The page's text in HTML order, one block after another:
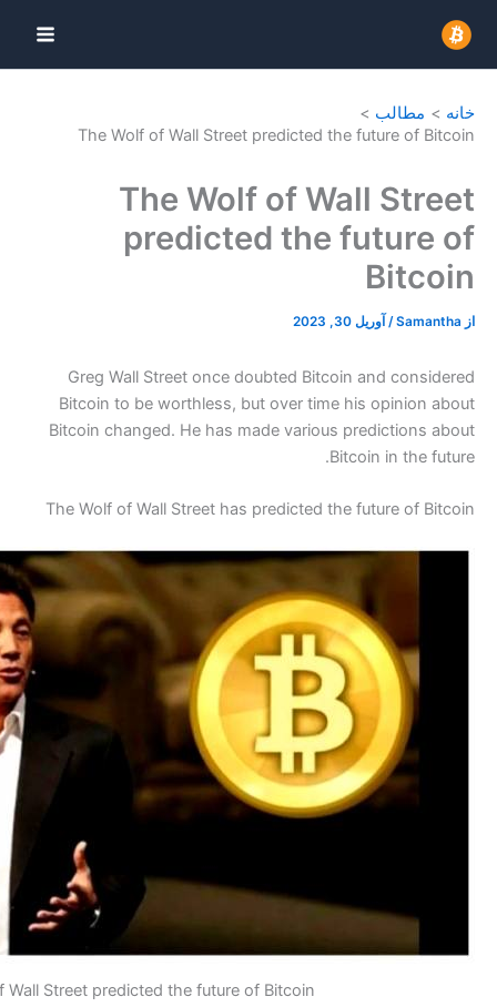
The Wolf of Wall
The
Greg Wall Street once
Bitcoin to be worthless,
Bitcoin changed. He has
The Wolf of Wall Street
The Wolf of Wall Street predicted the future